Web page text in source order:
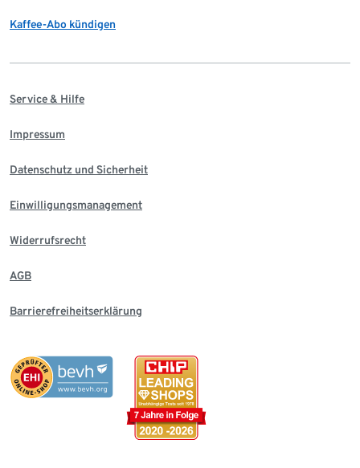
Kaffee-Abo kündigen
Service & Hilfe
Impressum
Datenschutz und Sicherheit
Einwilligungsmanagement
Widerrufsrecht
AGB
Barrierefreiheitserklärung